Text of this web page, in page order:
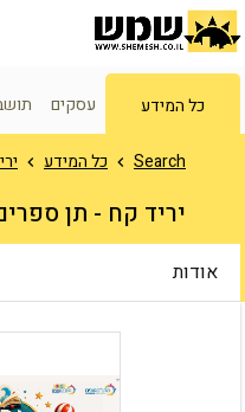
כל המידע עסקים
Search כל המידע
יריד קח - תן
אודות